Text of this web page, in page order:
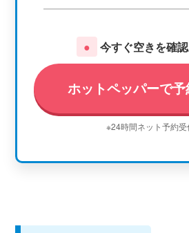
● 今すぐ空きを確
ホットペッパーで予
※24時間ネット予約受